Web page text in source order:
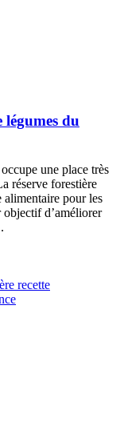
légumes du
une place très
réserve forestière
pour les
objectif d’améliorer
recette